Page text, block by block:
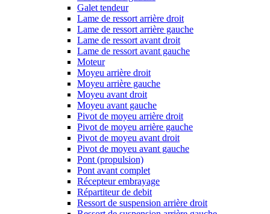
Galet tendeur
Lame de ressort arrière droit
Lame de ressort arrière gauche
Lame de ressort avant droit
Lame de ressort avant gauche
Moteur
Moyeu arrière droit
Moyeu arrière gauche
Moyeu avant droit
Moyeu avant gauche
Pivot de moyeu arrière droit
Pivot de moyeu arrière gauche
Pivot de moyeu avant droit
Pivot de moyeu avant gauche
Pont (propulsion)
Pont avant complet
Récepteur embrayage
Répartiteur de debit
Ressort de suspension arrière droit